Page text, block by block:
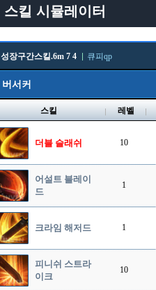
스킬 시뮬레이터
성장구간스킬.6m 7 4 큐피qp
버서커
스킬 레벨
더블 슬래쉬 10
어설트 블레이
드
1
크라임 해저드 1
피니쉬 스트라
이크
10